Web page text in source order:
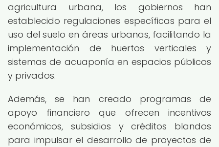
agricultura urbana, los gobiernos han
establecido regulaciones específicas para el
uso del suelo en áreas urbanas, facilitando la
implementación de huertos verticales y
sistemas de acuaponía en espacios públicos
y privados.
Además, se han creado programas de
apoyo financiero que ofrecen incentivos
económicos, subsidios y créditos blandos
para impulsar el desarrollo de proyectos de